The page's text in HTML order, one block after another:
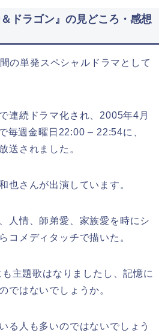
ドラゴン』の見どころ・感想
の単発スペシャルドラマとして
連続ドラマ化され、2005年4月
毎週金曜日22:00 – 22:54に、
送されました。
也さんが出演しています。
人情、師弟愛、家族愛を時にシ
コメディタッチで描いた。
主題歌はなりましたし、記憶に
ではないでしょうか。
る人も多いのではないでしょう